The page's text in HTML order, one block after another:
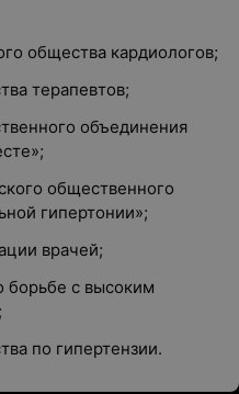
общества кардиологов;
терапевтов;
объединения
общественного
гипертонии»;
врачей;
борьбе с высоким
по гипертензии.